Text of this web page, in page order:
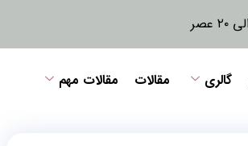
گالری مقالات مقالات مهم